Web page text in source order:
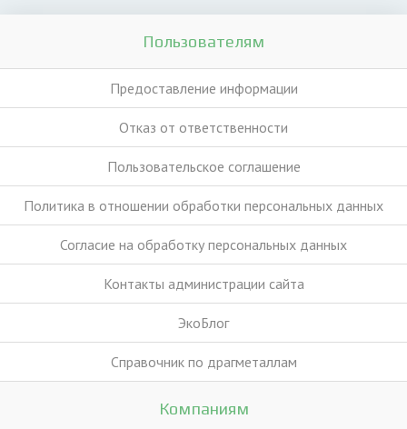
Пользователям
Предоставление информации
Отказ от ответственности
Пользовательское соглашение
Политика в отношении обработки персональных данных
Согласие на обработку персональных данных
Контакты администрации сайта
ЭкоБлог
Справочник по драгметаллам
Компаниям